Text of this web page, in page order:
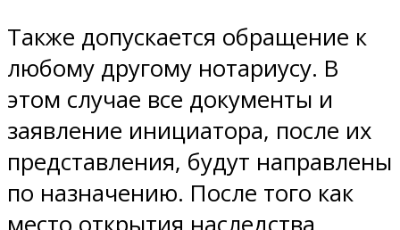
Также допускается обращение к
любому другому нотариусу. В
этом случае все документы и
заявление инициатора, после их
представления, будут направлены
по назначению. После того как